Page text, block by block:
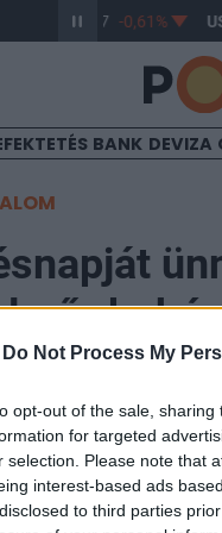
Do Not Process My
opt-out of the sale,
for targeted
selection. Please note that
interest-based ads
to third parties
363,17 -0,61%
BANK DEVIZA
ünneplő
hajlandó